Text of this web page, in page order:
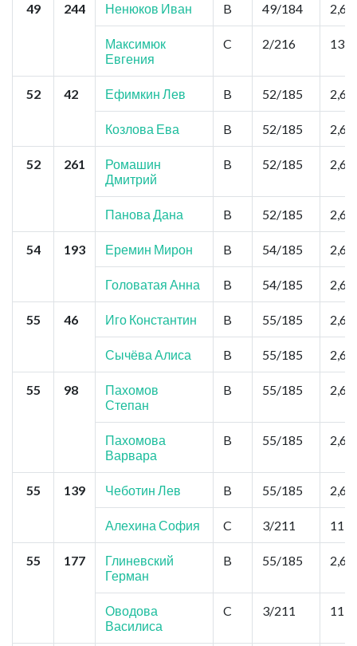
49 244 Ненюков Иван B 49/184 2,6
Максимюк
Евгения
C 2/216 13,0
52 42 Ефимкин Лев B 52/185 2,6
Козлова Ева B 52/185 2,6
52 261
Ромашин
Дмитрий
B 52/185 2,6
Панова Дана B 52/185 2,6
54 193 Еремин Мирон B 54/185 2,6
Головатая Анна B 54/185 2,6
55 46 Иго Константин B 55/185 2,6
Сычёва Алиса B 55/185 2,6
55 98
Пахомов
Степан
B 55/185 2,6
Пахомова
Варвара
B 55/185 2,6
55 139 Чеботин Лев B 55/185 2,6
Алехина София C 3/211 11,7
55 177
Глиневский
Герман
B 55/185 2,6
Оводова
Василиса
C 3/211 11,7